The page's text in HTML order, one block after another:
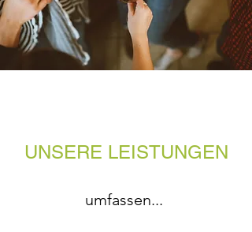
UNSERE LEISTUNGEN
umfassen...